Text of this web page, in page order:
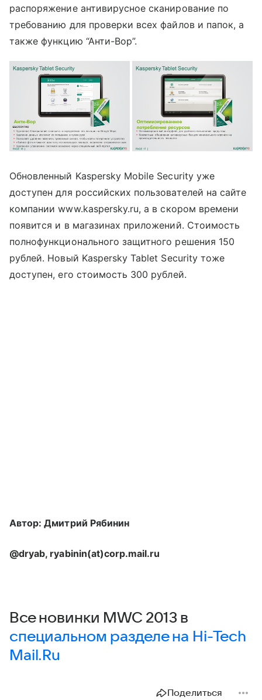
распоряжение антивирусное сканирование по
требованию для проверки всех файлов и папок, а
также функцию “Анти-Вор”.
Обновленный Kaspersky Mobile Security уже
доступен для российских пользователей на сайте
компании www.kaspersky.ru, а в скором времени
появится и в магазинах приложений. Стоимость
полнофункционального защитного решения 150
рублей. Новый Kaspersky Tablet Security тоже
доступен, его стоимость 300 рублей.
Автор: Дмитрий Рябинин
@dryab, ryabinin(at)corp.mail.ru
Все новинки MWC 2013 в
специальном разделе на Hi-Tech
Mail.Ru
Поделиться